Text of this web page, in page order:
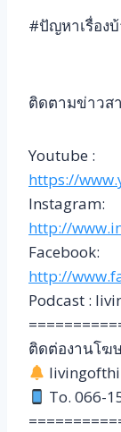
#ปัญหาเรื่องบ้
ติดตามข่าวส
Youtube :
https://
Instagram:
http://
Facebook:
http://
Podcast :
ติดต่องานโฆ
To. 066-